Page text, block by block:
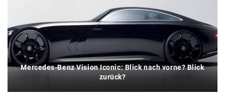
Mercedes-Benz Vision Iconic: Blick nach vorne? Blick
zurück?